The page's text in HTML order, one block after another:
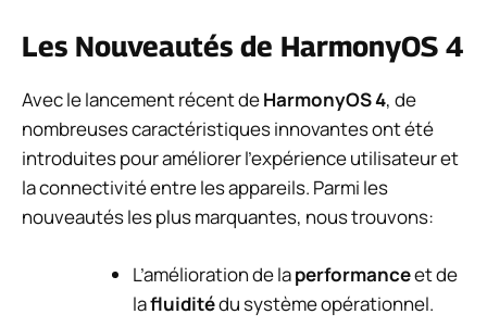
Les Nouveautés de HarmonyOS 4
Avec le lancement récent deHarmonyOS 4, de
nombreuses caractéristiques innovantes ont été
introduites pour améliorer l’expérience utilisateur et
la connectivité entre les appareils. Parmi les
nouveautés les plus marquantes, nous trouvons:
L’amélioration de laperformanceet de
lafluiditédu système opérationnel.